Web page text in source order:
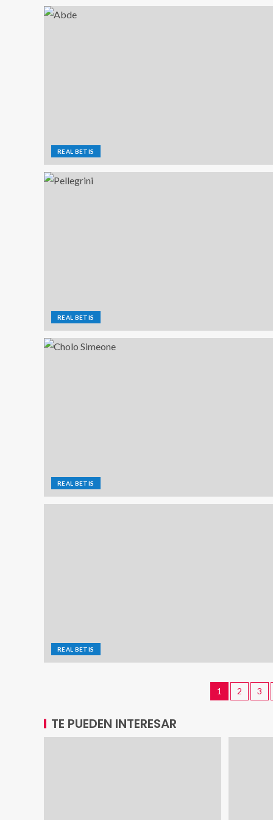
REAL BETIS
REAL BETIS
REAL BETIS
REAL BETIS
1 2 3
TE PUEDEN INTERESAR